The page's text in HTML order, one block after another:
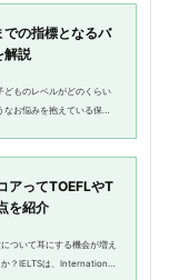
での指標となるバ
解説
どものレベルがどのくらい
お悩みを抱えている保護
アってTOEFLやT
を紹介
ついて耳にする機会が増え
？IELTSは、International